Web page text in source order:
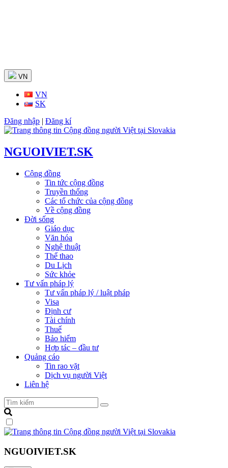
VN
VN
SK
Đăng nhập | Đăng kí
NGUOIVIET.SK
Cộng đồng
Tin tức cộng đồng
Truyền thống
Các tổ chức của cộng đồng
Về cộng đồng
Đời sống
Giáo dục
Văn hóa
Nghệ thuật
Thể thao
Du Lịch
Sức khỏe
Tư vấn pháp lý
Tư vấn pháp lý / luật pháp
Visa
Định cư
Tài chính
Thuế
Bảo hiểm
Hợp tác – đầu tư
Quảng cáo
Tin rao vặt
Dịch vụ người Việt
Liên hệ
NGUOIVIET.SK